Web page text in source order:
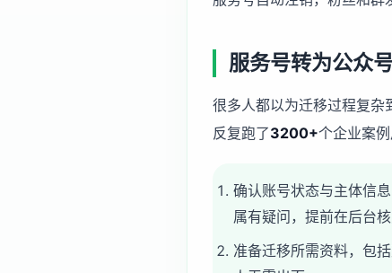
服务号转为公众
很多人都以为迁移过程复杂
反复跑了3200+个企业案
确认账号状态与主体信
属有疑问，提前在后台核
准备迁移所需资料，包